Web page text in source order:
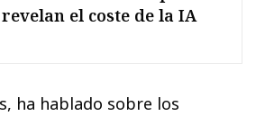
revelan el coste de la IA
ha hablado sobre los